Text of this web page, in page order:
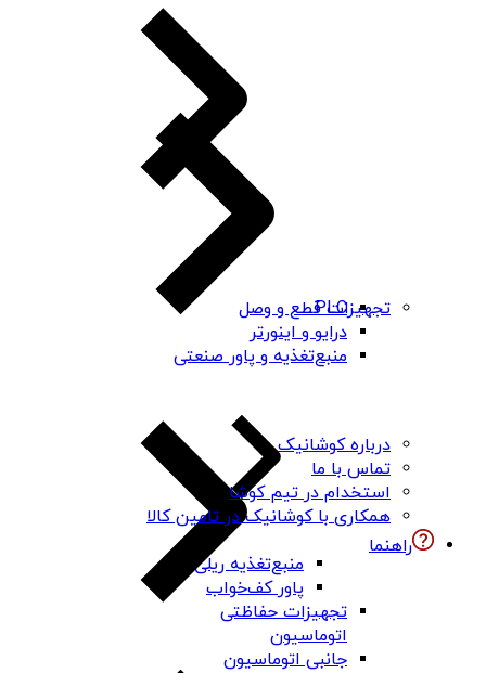
PLC
درایو و اینورتر
منبع‌تغذیه و پاور صنعتی
منبع‌تغذیه ریلی
پاور کف‌خواب
تجهیزات حفاظتی
اتوماسیون
جانبی اتوماسیون
تجهیزات قطع و وصل
درباره کوشانیک
تماس با ما
استخدام در تیم کوشا
همکاری با کوشانیک در تامین کالا
راهنما